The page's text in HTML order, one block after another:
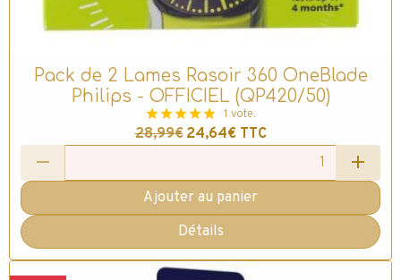
Pack de 2 Lames Rasoir 360 OneBlade
Philips - OFFICIEL (QP420/50)
1 vote.
28,99€ 24,64€ TTC
Ajouter au panier
Détails